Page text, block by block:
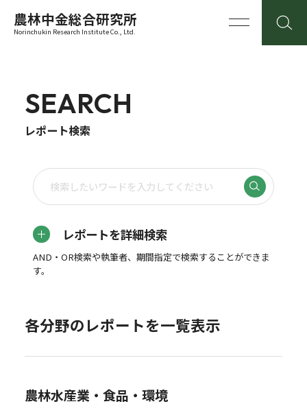
農林中金総合研究所
Norinchukin Research Institute Co., Ltd.
SEARCH
レポート検索
レポートを詳細検索
AND・OR検索や執筆者、期間指定で検索することができま
す。
各分野のレポートを一覧表示
農林水産業・食品・環境